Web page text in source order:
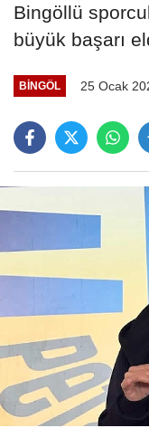
Bingöllü
büyük başarı
BINGÖL 25 Ocak